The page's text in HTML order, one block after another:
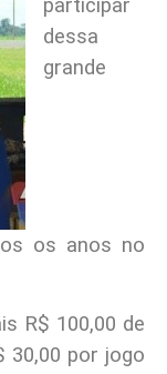
participar
dessa
grande
os anos no
R$ 100,00 de
30,00 por jogo